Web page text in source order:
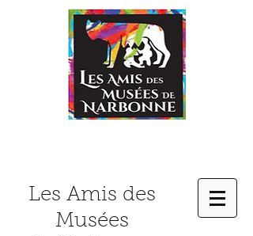
Les Amis des
Musées